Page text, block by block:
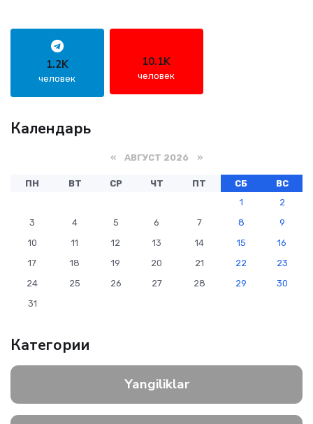
1.2K
человек
10.1K
человек
Календарь
« АВГУСТ 2026 »
ПН ВТ СР ЧТ ПТ СБ
ВС
1
2
3
4 5 6 7 8
9
10
11 12 13 14 15
16
17
18 19 20 21 22
23
24
25 26 27 28 29
30
31
Категории
Yangiliklar